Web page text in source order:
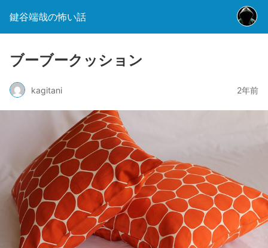
鍵谷端哉の怖い話
ブーブークッション
kagitani 2年前